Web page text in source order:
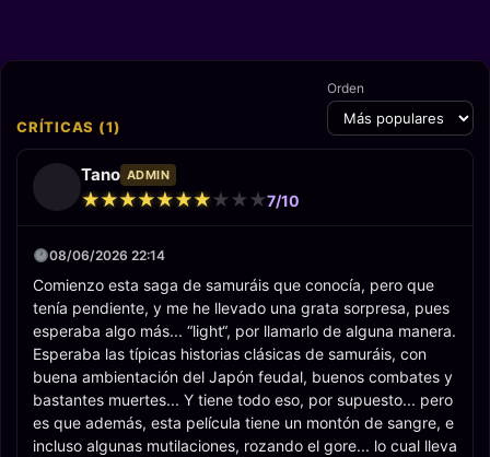
CRÍTICAS (1)
Orden
Tano ADMIN
★
★★
★★
★★
★★
★★
★★
★★
★★
★★
★7/10
08/06/2026 22:14
Comienzo esta saga de samuráis que conocía, pero que
tenía pendiente, y me he llevado una grata sorpresa, pues
esperaba algo más... “light“, por llamarlo de alguna manera.
Esperaba las típicas historias clásicas de samuráis, con
buena ambientación del Japón feudal, buenos combates y
bastantes muertes... Y tiene todo eso, por supuesto... pero
es que además, esta película tiene un montón de sangre, e
incluso algunas mutilaciones, rozando el gore... lo cual lleva